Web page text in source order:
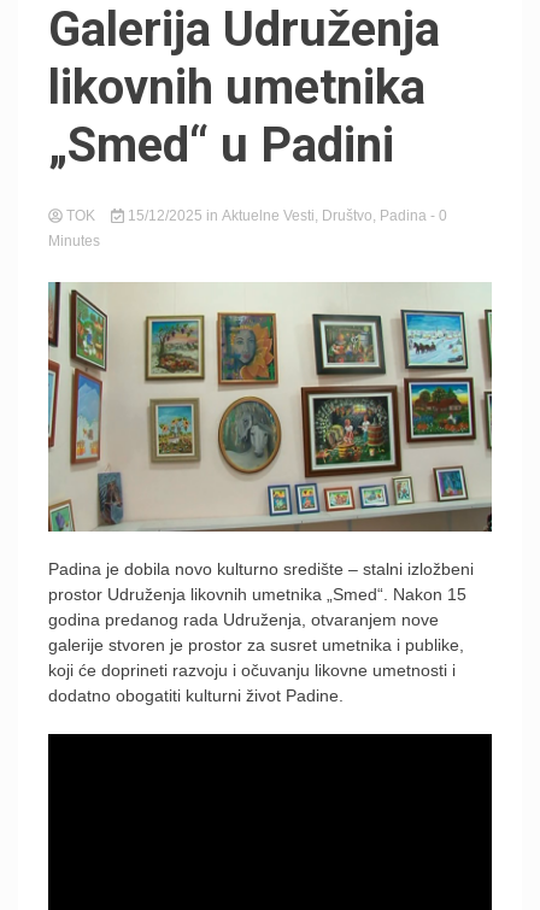
Galerija Udruženja
likovnih umetnika
„Smed“ u Padini
TOK 15/12/2025 in Aktuelne Vesti, Društvo, Padina - 0
Minutes
Padina je dobila novo kulturno središte – stalni izložbeni
prostor Udruženja likovnih umetnika „Smed“. Nakon 15
godina predanog rada Udruženja, otvaranjem nove
galerije stvoren je prostor za susret umetnika i publike,
koji će doprineti razvoju i očuvanju likovne umetnosti i
dodatno obogatiti kulturni život Padine.